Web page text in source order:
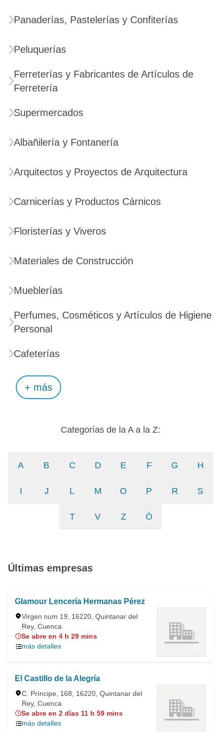
Panaderías, Pastelerías y Confiterías
Peluquerías
Ferreterías y Fabricantes de Artículos de
Ferretería
Supermercados
Albañilería y Fontanería
Arquitectos y Proyectos de Arquitectura
Carnicerías y Productos Cárnicos
Floristerías y Viveros
Materiales de Construcción
Mueblerías
Perfumes, Cosméticos y Artículos de Higiene
Personal
Cafeterías
+ más
Categorías de la A a la Z:
A B C D E F G H
I J L M O P R S
T V Z Ó
Últimas empresas
Glamour Lencería Hermanas Pérez
Virgen num 19, 16220, Quintanar del
Rey, Cuenca
Se abre en 4 h 29 mins
más detalles
El Castillo de la Alegría
C. Príncipe, 168, 16220, Quintanar del
Rey, Cuenca
Se abre en 2 días 11 h 59 mins
más detalles